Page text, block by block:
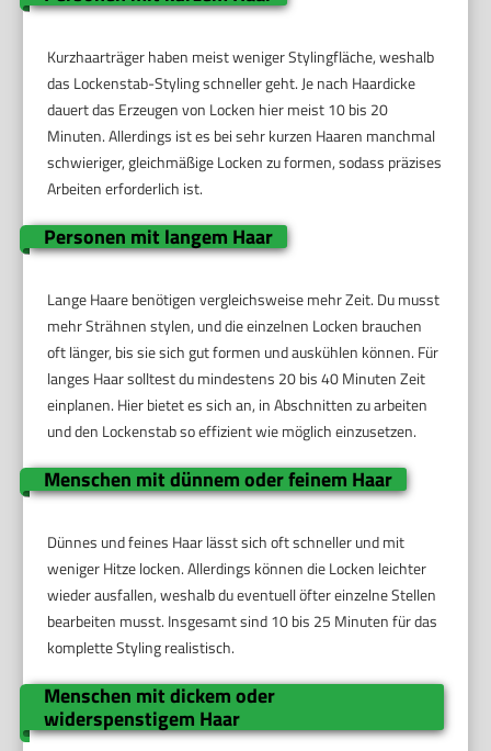
Kurzhaarträger haben meist weniger Stylingfläche, weshalb
das Lockenstab-Styling schneller geht. Je nach Haardicke
dauert das Erzeugen von Locken hier meist 10 bis 20
Minuten. Allerdings ist es bei sehr kurzen Haaren manchmal
schwieriger, gleichmäßige Locken zu formen, sodass präzises
Arbeiten erforderlich ist.
Personen mit langem Haar
Lange Haare benötigen vergleichsweise mehr Zeit. Du musst
mehr Strähnen stylen, und die einzelnen Locken brauchen
oft länger, bis sie sich gut formen und auskühlen können. Für
langes Haar solltest du mindestens 20 bis 40 Minuten Zeit
einplanen. Hier bietet es sich an, in Abschnitten zu arbeiten
und den Lockenstab so effizient wie möglich einzusetzen.
Menschen mit dünnem oder feinem Haar
Dünnes und feines Haar lässt sich oft schneller und mit
weniger Hitze locken. Allerdings können die Locken leichter
wieder ausfallen, weshalb du eventuell öfter einzelne Stellen
bearbeiten musst. Insgesamt sind 10 bis 25 Minuten für das
komplette Styling realistisch.
Menschen mit dickem oder
widerspenstigem Haar